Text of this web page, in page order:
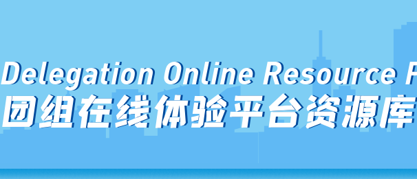
Delegation Online Resource
团组在线体验平台资源库